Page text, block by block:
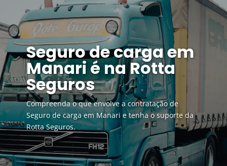
Seguro de carga em
Manari é na Rotta
Seguros
Compreenda o que envolve a contratação de
Seguro de carga em Manari e tenha o suporte da
Rotta Seguros.